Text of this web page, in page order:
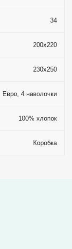
34
200x220
230x250
Евро, 4 наволочки
100% хлопок
Коробка